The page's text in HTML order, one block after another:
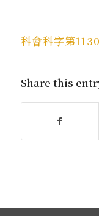
科會科字第
Share this